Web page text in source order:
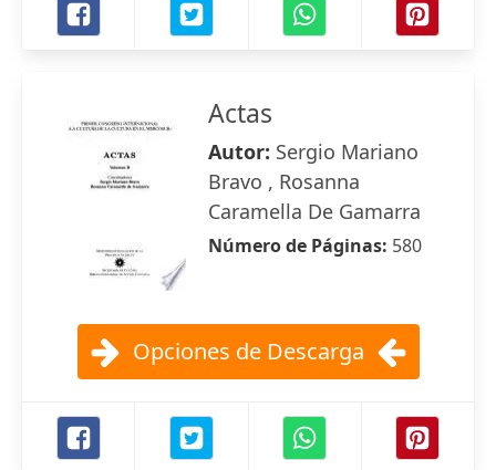
Actas
Autor: Sergio Mariano
Bravo , Rosanna
Caramella De Gamarra
Número de Páginas: 580
Opciones de Descarga